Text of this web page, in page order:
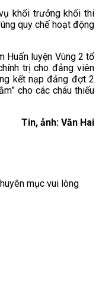
khối trưởng khối thi
quy chế hoạt động
Huấn luyện Vùng 2 tổ
trị cho đảng viên
kết nạp đảng đợt 2
cho các cháu thiếu
Tin, ảnh: Văn Hai
mục vui lòng